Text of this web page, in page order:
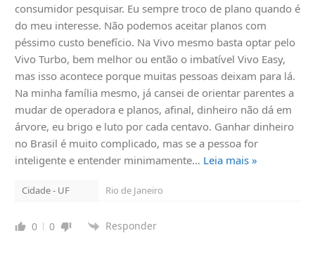
consumidor pesquisar. Eu sempre troco de plano quando é
do meu interesse. Não podemos aceitar planos com
péssimo custo benefício. Na Vivo mesmo basta optar pelo
Vivo Turbo, bem melhor ou então o imbatível Vivo Easy,
mas isso acontece porque muitas pessoas deixam para lá.
Na minha família mesmo, já cansei de orientar parentes a
mudar de operadora e planos, afinal, dinheiro não dá em
árvore, eu brigo e luto por cada centavo. Ganhar dinheiro
no Brasil é muito complicado, mas se a pessoa for
inteligente e entender minimamente… Leia mais »
Cidade - UF Rio de Janeiro
0 0 Responder